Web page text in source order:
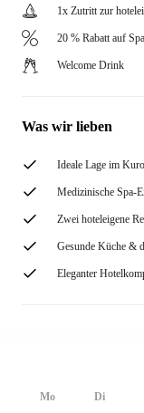
1x Zutritt zur
20 % Rabatt auf
Welcome Drink
Was wir lieben
Ideale Lage im
Medizinische Spa-
Zwei hoteleigene
Gesunde Küche &
Eleganter
Mo Di